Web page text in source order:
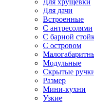
Для хрущевки
Для дачи
Встроенные
С антресолями
С барной
С островом
Модульные
Скрытые
Размер
Мини-кухни
Узкие